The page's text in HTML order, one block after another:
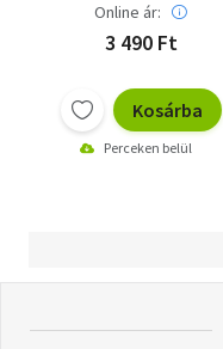
Online ár:
3 490 Ft
Kosárba
Perceken belül